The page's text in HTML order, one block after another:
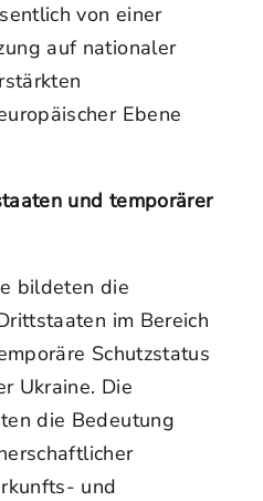
von einer
auf nationaler
Ebene
und temporärer
bildeten die
im Bereich
Schutzstatus
Ukraine. Die
die Bedeutung
und